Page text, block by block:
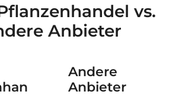
vs.
Anbieter
Andere
Anbieter